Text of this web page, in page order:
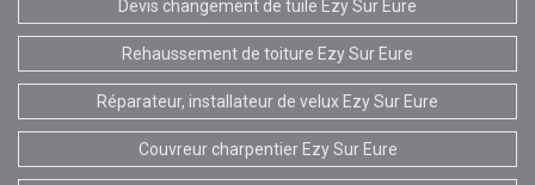
Devis changement de tuile Ezy Sur Eure
Rehaussement de toiture Ezy Sur Eure
Réparateur, installateur de velux Ezy Sur Eure
Couvreur charpentier Ezy Sur Eure